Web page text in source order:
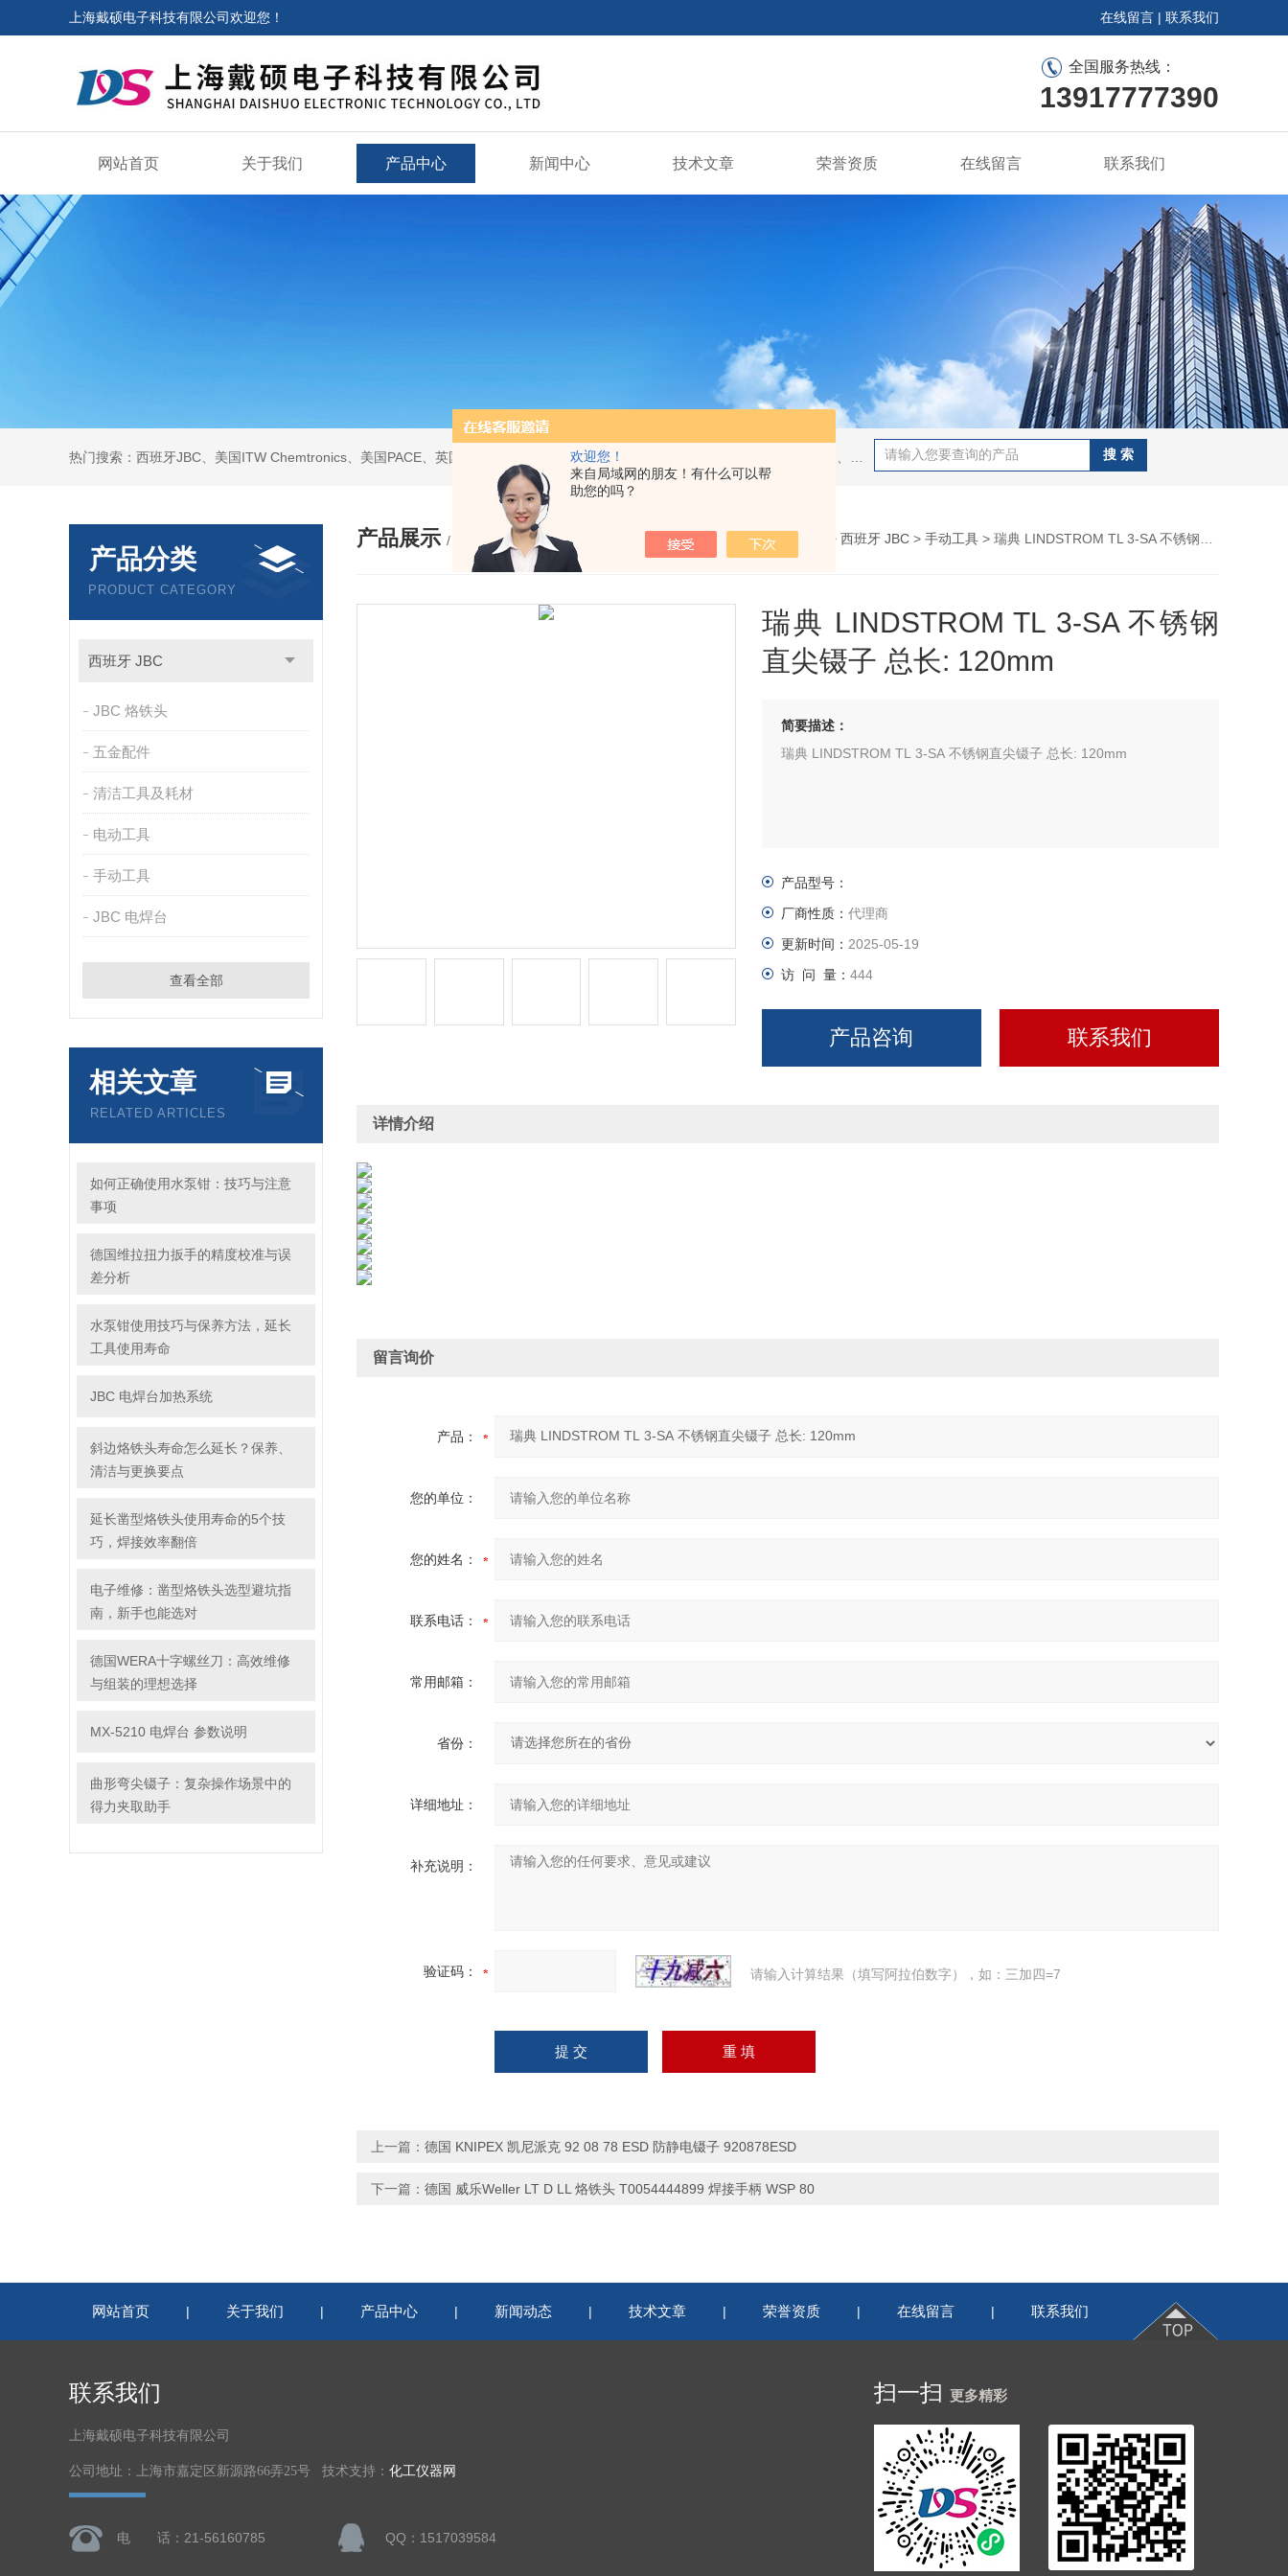
欢迎您！
来自局域网的朋友！有什么可以帮
助您的吗？
上海戴硕电子科技有限公司欢迎您！ 在线留言 | 联系我们
全国服务热线：
13917777390
网站首页 关于我们 产品中心 新闻中心 技术文章 荣誉资质 在线留言 联系我们
产品分类
PRODUCT CATEGORY
西班牙 JBC
JBC 烙铁头
五金配件
清洁工具及耗材
电动工具
手动工具
JBC 电焊台
查看全部
相关文章
RELATED ARTICLES
如何正确使用水泵钳：技巧与注意
事项
德国维拉扭力扳手的精度校准与误
差分析
水泵钳使用技巧与保养方法，延长
工具使用寿命
JBC 电焊台加热系统
斜边烙铁头寿命怎么延长？保养、
清洁与更换要点
延长凿型烙铁头使用寿命的5个技
巧，焊接效率翻倍
电子维修：凿型烙铁头选型避坑指
南，新手也能选对
德国WERA十字螺丝刀：高效维修
与组装的理想选择
MX-5210 电焊台 参数说明
曲形弯尖镊子：复杂操作场景中的
得力夹取助手
产品展示 / PRODUCTS 您的位置： 网站首页>产品展示 > 西班牙 JBC > 手动工具 > 瑞典 LINDSTROM TL 3-SA 不锈钢直尖镊子 总长: 120mm
瑞典 LINDSTROM TL 3-SA 不锈钢
直尖镊子 总长: 120mm
简要描述：
瑞典 LINDSTROM TL 3-SA 不锈钢直尖镊子 总长: 120mm
产品型号：
厂商性质： 代理商
更新时间： 2025-05-19
访 问 量： 444
产品咨询 联系我们
详情介绍
留言询价
产品：
您的单位：
您的姓名：
联系电话：
常用邮箱：
省份：
详细地址：
补充说明：
验证码： 请输入计算结果（填写阿拉伯数字），如：三加四=7
上一篇： 德国 KNIPEX 凯尼派克 92 08 78 ESD 防静电镊子 920878ESD
下一篇： 德国 威乐Weller LT D LL 烙铁头 T0054444899 焊接手柄 WSP 80
网站首页 | 关于我们 | 产品中心 | 新闻动态 | 技术文章 | 荣誉资质 | 在线留言 | 联系我们
联系我们
上海戴硕电子科技有限公司
公司地址：上海市嘉定区新源路66弄25号 技术支持： 化工仪器网
电 话：21-56160785 QQ：1517039584
扫一扫 更多精彩